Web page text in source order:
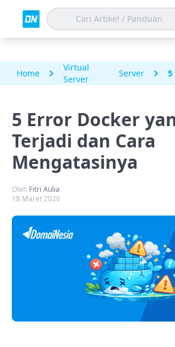
Home
Virtual
Server
Server 5
5 Error Docker
Terjadi dan Cara
Mengatasinya
Oleh Fitri Aulia
18 Maret 2026